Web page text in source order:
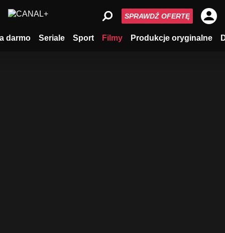
darmo Seriale Sport Filmy Produkcje oryginalne
SPRAWDŹ OFERTĘ